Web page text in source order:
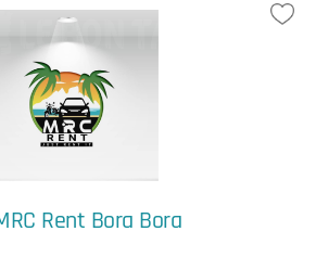
Rent Bora Bora